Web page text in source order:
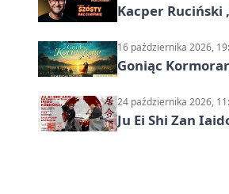
Kacper Ruciński
16 października 2026,
Goniąc
24 października 2026,
Ju Ei Shi Zan